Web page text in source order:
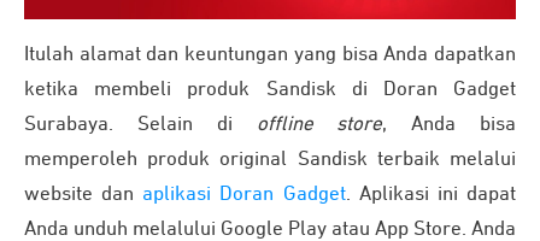
Itulah alamat dan keuntungan yang bisa Anda dapatkan
ketika membeli produk Sandisk di Doran Gadget
Surabaya. Selain di offline store, Anda bisa
memperoleh produk original Sandisk terbaik melalui
website dan aplikasi Doran Gadget. Aplikasi ini dapat
Anda unduh melalului Google Play atau App Store. Anda